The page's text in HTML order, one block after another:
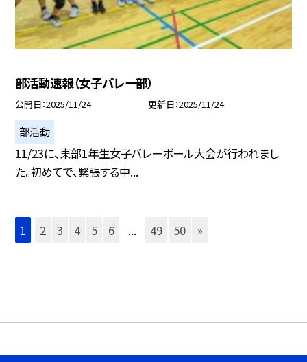
部活動速報（女子バレー部）
公開日 2025/11/24 更新日 2025/11/24
部活動
11/23に、東部1年生女子バレーボール大会が行われまし
た。初めてで、緊張する中...
1 2 3 4 5 6 ... 49 50 »